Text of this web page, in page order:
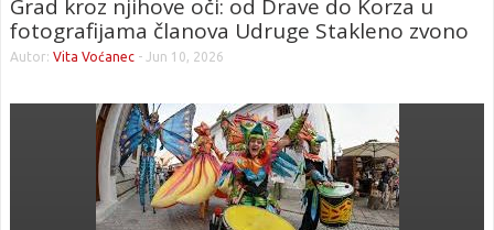
Grad kroz njihove oči: od Drave do Korza u
fotografijama članova Udruge Stakleno zvono
Autor: Vita Voćanec - Jun 10, 2026